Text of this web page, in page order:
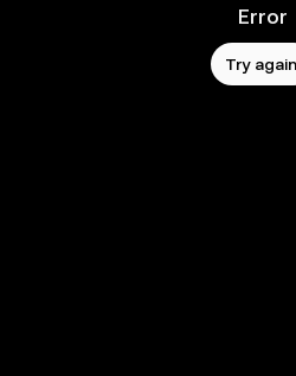
Error
Try